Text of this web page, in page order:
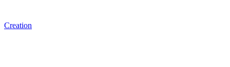
Creation